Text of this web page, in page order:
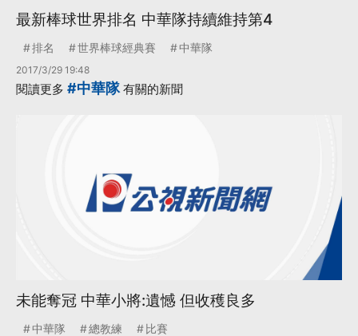
最新棒球世界排名 中華隊持續維持第4
排名 世界棒球經典賽 中華隊
2017/3/29 19:48
閱讀更多 #中華隊有關的新聞
未能奪冠 中華小將:遺憾 但收穫良多
中華隊 總教練 比賽